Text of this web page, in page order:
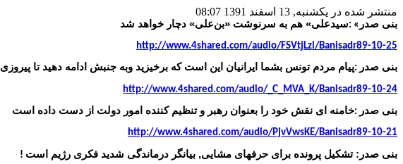
منتشر شده در یکشنبه, 13 اسفند 1391 08:07
بنی صدر : «سیدعلی» هم به سرنوشت «بن‌علی» دچار خواهد شد
http://www.4shared.com/audio/FSVtjLzl/Banisadr89-10-25
بنی صدر :پیام مردم تونس بشما ایرانیان این است که برخیزید وبه جنبش ادامه دهید تا پیروزی
http://www.4shared.com/audio/_C_MVA_K/Banisadr89-10-24
بنی صدر :خامنه ای نقش خود را بعنوان رهبر و تنظیم کننده امور دولت از دست داده است
http://www.4shared.com/audio/PjvVwsKE/Banisadr89-10-21
بنی صدر: تشکیل پرونده برای حرفهای مشایی, بیانگر درماندگی شدید فکری رژیم است !